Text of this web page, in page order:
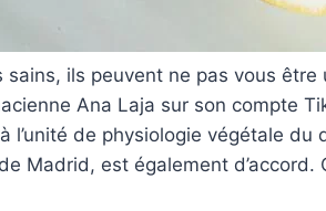
sains, ils peuvent ne pas vous
Ana Laja sur son compte
l’unité de physiologie végétale
Madrid, est également